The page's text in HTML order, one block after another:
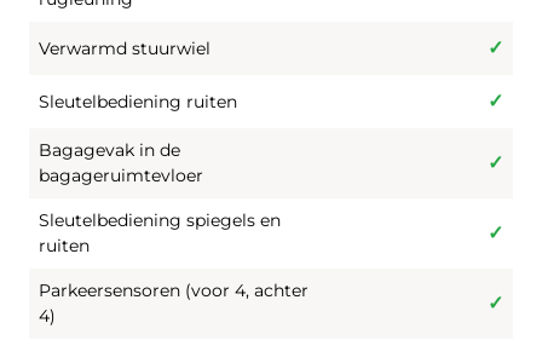
Verwarmd stuurwiel
Sleutelbediening ruiten
Bagagevak in de
bagageruimtevloer
Sleutelbediening spiegels en
ruiten
Parkeersensoren (voor 4, achter
4)